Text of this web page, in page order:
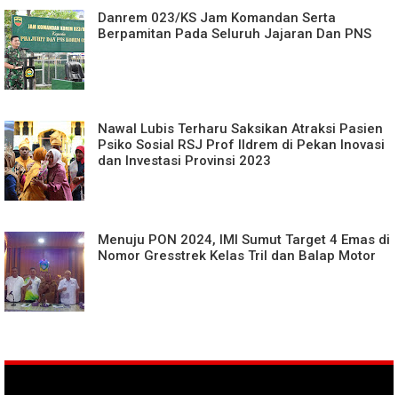
Danrem 023/KS Jam Komandan Serta
Berpamitan Pada Seluruh Jajaran Dan PNS
Nawal Lubis Terharu Saksikan Atraksi Pasien
Psiko Sosial RSJ Prof Ildrem di Pekan Inovasi
dan Investasi Provinsi 2023
Menuju PON 2024, IMI Sumut Target 4 Emas di
Nomor Gresstrek Kelas Tril dan Balap Motor